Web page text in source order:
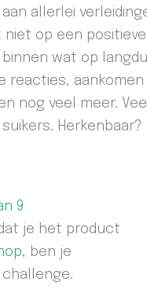
allerlei
op een
wat op
reacties,
nog veel meer.
9
je het product
, ben je